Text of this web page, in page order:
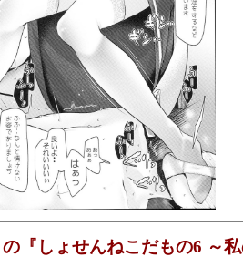
『しょせんねこだもの6 ～